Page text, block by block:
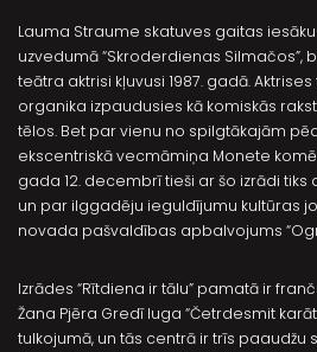
Lauma Straume skatuves gaitas
uzvedumā “Skroderdienas Silmačos”,
teātra aktrisi kļuvusi 1987. gadā.
organika izpaudusies kā komiskās
tēlos. Bet par vienu no spilgtākajām
ekscentriskā vecmāmiņa Monete
gada 12. decembrī tieši ar šo izrādi
un par ilggadēju ieguldījumu kultūras
novada pašvaldības apbalvojums
Izrādes “Rītdiena ir tālu” pamatā ir
Žana Pjēra Gredī luga “Četrdesmit
tulkojumā, un tās centrā ir trīs paaudžu